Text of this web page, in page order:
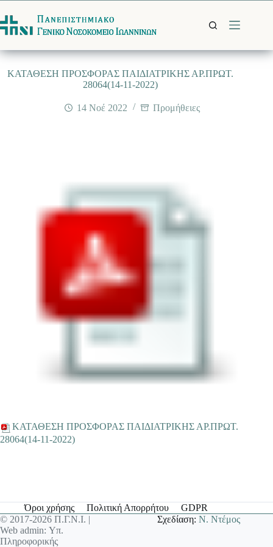
στο
περιεχόμενο
ΚΑΤΑΘΕΣΗ ΠΡΟΣΦΟΡΑΣ ΠΑΙΔΙΑΤΡΙΚΗΣ ΑΡ.ΠΡΩΤ.
28064(14-11-2022)
14 Νοέ 2022 Προμήθειες
ΚΑΤΑΘΕΣΗ ΠΡΟΣΦΟΡΑΣ ΠΑΙΔΙΑΤΡΙΚΗΣ ΑΡ.ΠΡΩΤ.
28064(14-11-2022)
Όροι χρήσης Πολιτική Απορρήτου
GDPR
© 2017-2026 Π.Γ.Ν.Ι. |
Web admin: Υπ.
Πληροφορικής
Σχεδίαση:Ν. Ντέμος